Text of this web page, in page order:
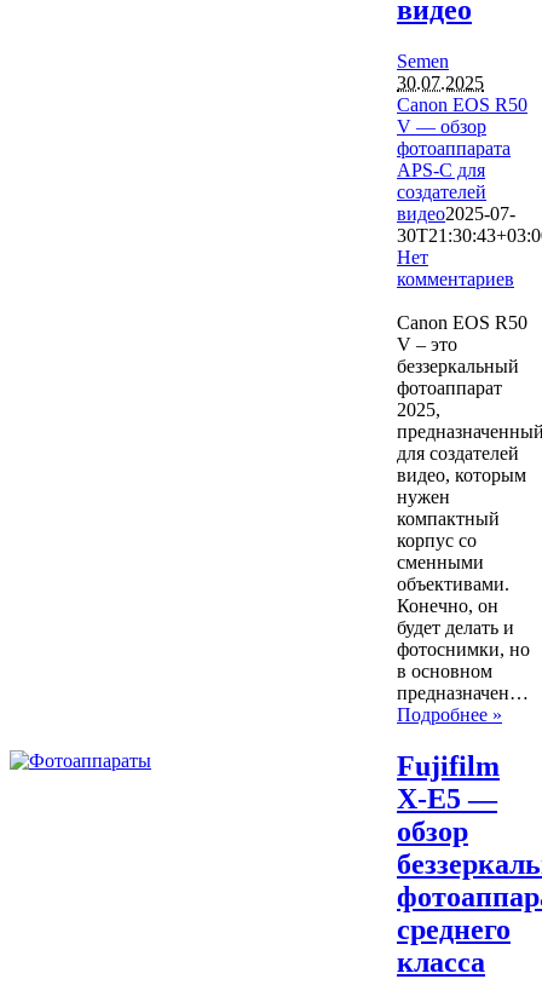
видео
Semen
30.07.2025
Canon EOS R50
V — обзор
фотоаппарата
APS-C для
создателей
видео2025-07-
Нет
комментариев
Canon EOS R50
V – это
беззеркальный
фотоаппарат
2025,
для создателей
видео, которым
нужен
компактный
корпус со
сменными
объективами.
Конечно, он
будет делать и
фотоснимки, но
в основном
предназначен…
Подробнее »
Fujifilm
X-E5 —
обзор
среднего
класса